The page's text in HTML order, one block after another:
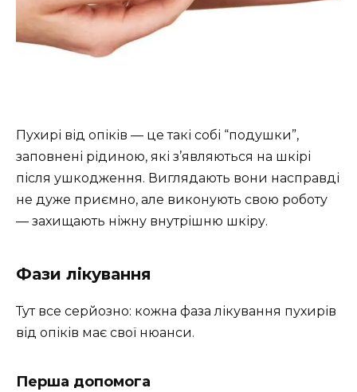
Пухирі від опіків — це такі собі “подушки”,
заповнені рідиною, які з’являються на шкірі
після ушкодження. Виглядають вони насправді
не дуже приємно, але виконують свою роботу
— захищають ніжну внутрішню шкіру.
Фази лікування
Тут все серйозно: кожна фаза лікування пухирів
від опіків має свої нюанси.
Перша допомога